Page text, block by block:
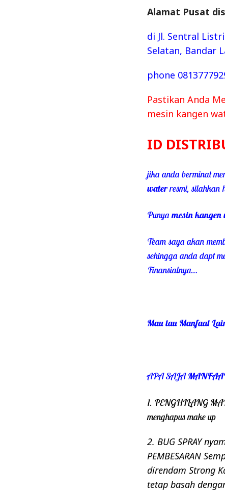
Alamat Pusat
di Jl. Sentral
Selatan, Bandar
phone
Pastikan Anda
mesin kangen
ID
jika anda berminat
waterresmi, silahkan
Punyamesin kangen
Team saya akan
sehingga anda dapt
Finansialnya…
Mau tau Manfaat
APA SAJA
1. PENGHILANG
menghapus make up
2. BUG SPRAY
PEMBESARAN
direndam Strong
tetap basah